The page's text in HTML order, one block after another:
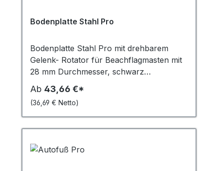
Bodenplatte Stahl Pro
Bodenplatte Stahl Pro mit drehbarem
Gelenk- Rotator für Beachflagmasten mit
28 mm Durchmesser, schwarz
pulverbeschichtet mit 4 Gummifüssen. Für
Beachflags der Alu Pro Serie - 6 KG, 12
KG, 20 KG Geeignet alle graden
Untergründe.
Ab 43,66 €*
(36,69 € Netto)